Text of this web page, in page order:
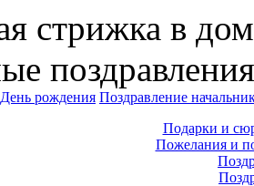
День рождения Поздравление
Подарки и
Пожелания и